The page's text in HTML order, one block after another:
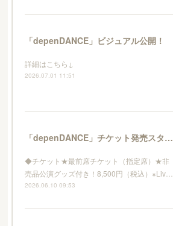
「depenDANCE」ビジュアル公開！
詳細はこちら↓
2026.07.01 11:51
「depenDANCE」チケット発売スタート！
◆チケット★最前席チケット（指定席）★非
売品公演グッズ付き！8,500円（税込）※Liv…
2026.06.10 09:53